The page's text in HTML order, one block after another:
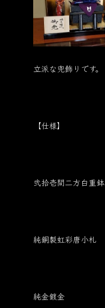
立派な兜飾りです。
【仕様】
弐拾壱間二方白重鉢
純銅製虹彩唐小札
純金鍍金